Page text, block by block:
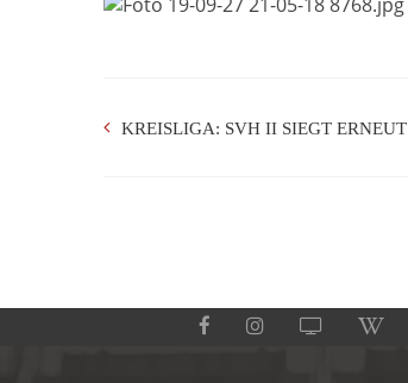
KREISLIGA: SVH II SIEGT ERNEUT